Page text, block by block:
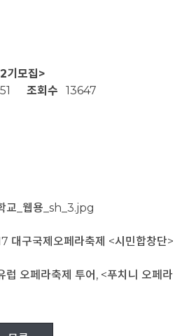
기모집>
조회수 13647
대구국제오페라축제 <시민합창단>
럽 오페라축제 투어, <푸치니 오페라